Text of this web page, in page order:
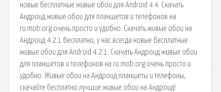
новые бесплатные живые обои для Android 4.4. Скачать
Андроид живые обои для планшетов и телефонов на
ru.mob.org очень просто и удобно. Скачать живые обои на
Андроид 4.2.1 бесплатно, у нас всегда новые бесплатные
живые обои для Android 4.2.1. Скачать Андроид живые обои
для планшетов и телефонов на ru.mob.org очень просто и
удобно. Живые обои на Андроид планшеты и телефоны,
скачайте бесплатно лучшие живые обои на Андроид!